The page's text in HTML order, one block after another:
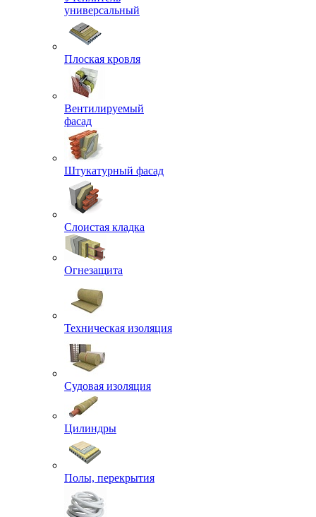
универсальный
Плоская кровля
Вентилируемый
фасад
Штукатурный фасад
Слоистая кладка
Огнезащита
Техническая изоляция
Судовая изоляция
Цилиндры
Полы, перекрытия